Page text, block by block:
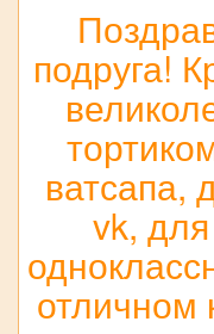
подруга!
ватсапа,
vk,
отличном